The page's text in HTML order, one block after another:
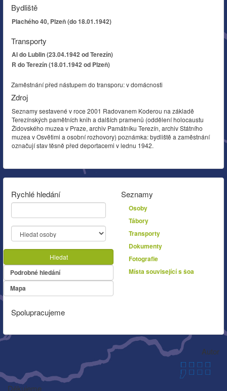
Bydliště
Plachého 40, Plzeň (do 18.01.1942)
Transporty
Al do Lublin (23.04.1942 od Terezín)
R do Terezín (18.01.1942 od Plzeň)
Zaměstnání před nástupem do transporu: v domácnosti
Zdroj
Seznamy sestavené v roce 2001 Radovanem Koderou na základě
Terezínských pamětních knih a dalších pramenů (oddělení holocaustu
Židovského muzea v Praze, archiv Památníku Terezín, archiv Státního
muzea v Osvětimi a osobní rozhovory) poznámka: bydliště a zaměstnání
označují stav těsně před deportacemi v lednu 1942.
Rychlé hledání
Hledat
Podrobné hledání
Mapa
Seznamy
Osoby
Tábory
Transporty
Dokumenty
Fotografie
Místa související s šoa
Spolupracujeme
Autor
Děkujeme